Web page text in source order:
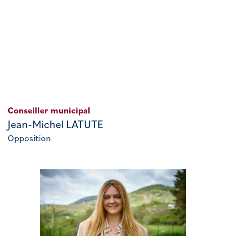
Conseiller municipal
Jean-Michel LATUTE
Opposition